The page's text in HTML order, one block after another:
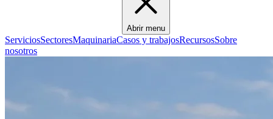
Abrir menu
ServiciosSectoresMaquinariaCasos y trabajosRecursosSobre
nosotros